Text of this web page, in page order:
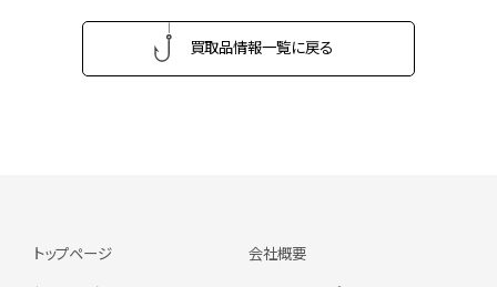
買取品情報一覧に戻る
トップページ
会社概要